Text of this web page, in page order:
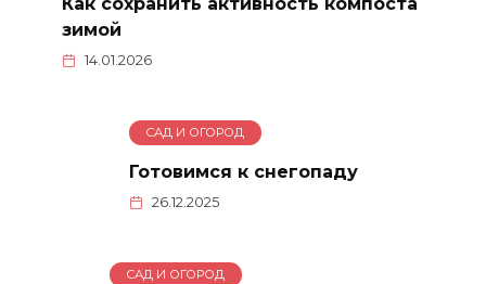
зимой
14.01.2026
САД И ОГОРОД
Готовимся к снегопаду
26.12.2025
САД И ОГОРОД